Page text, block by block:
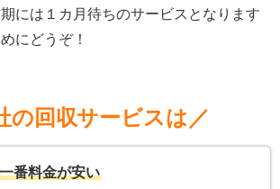
には１カ月待ちのサービスとなります
にどうぞ！
の回収サービスは／
番料金が安い